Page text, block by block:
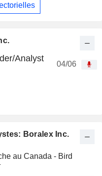
Analyst
04/06
Boralex Inc.
au Canada - Bird